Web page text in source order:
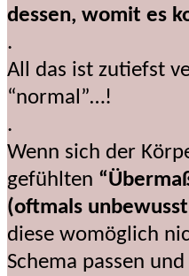
dessen, womit es
.
All das ist zutiefst
“normal”…!
.
Wenn sich der
gefühlten
(oftmals
diese womöglich
Schema passen